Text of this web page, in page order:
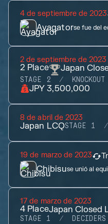
4 de septiembre de 2023
Ayagatorse fue del
2 de septiembre de 2023
2 Place Japan
STAGE 2 KNOCKOUT
JPY 3,500,000
8 de abril de 2023
Japan LCQSTAGE 1
19 de marzo de 2023
Chibisuse unió al
17 de marzo de 2023
4 PlaceJapan Closed
STAGE 1 DECIDERS